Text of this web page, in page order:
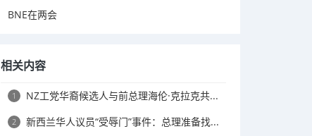
BNE在两会
相关内容
1 NZ工党华裔候选人与前总理海伦·克拉克共...
2 新西兰华人议员“受辱门”事件：总理准备找...